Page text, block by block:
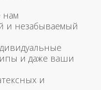
нам
и незабываемый
и даже ваши
и